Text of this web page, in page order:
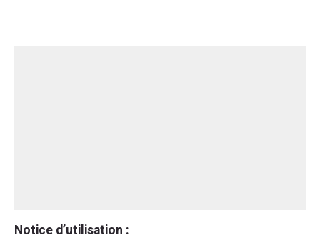
Notice d’utilisation :